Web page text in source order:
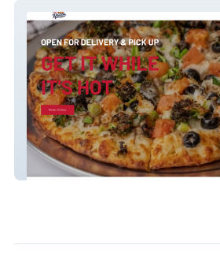
Flames Pizza